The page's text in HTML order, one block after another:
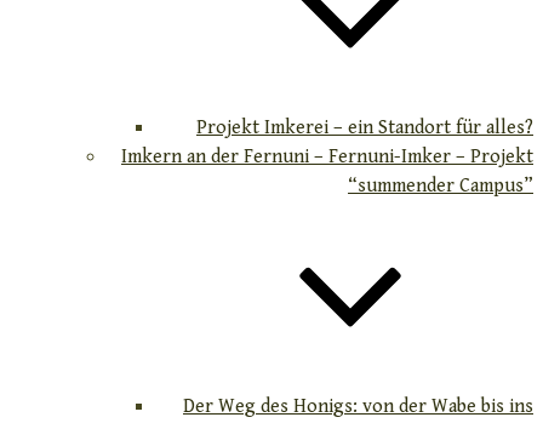
Projekt Imkerei – ein Standort für alles?
Imkern an der Fernuni – Fernuni-Imker – Projekt
“summender Campus”
Der Weg des Honigs: von der Wabe bis ins